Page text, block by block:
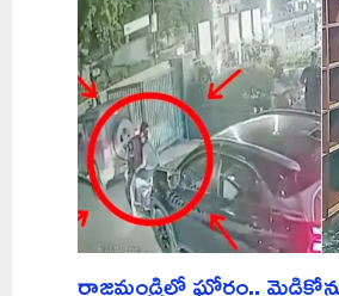
రాజమండ్రిలో ఘోరం..